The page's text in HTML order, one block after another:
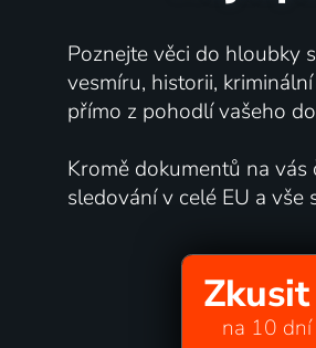
Poznejte věci do hloubky
vesmíru, historii,
přímo z pohodlí vašeho
Kromě dokumentů na
sledování v celé EU a vše
na 10 dní